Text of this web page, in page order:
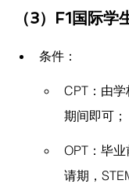
（3）F1国际学
条件：
CPT：由
期间即可；
OPT：毕
请期，